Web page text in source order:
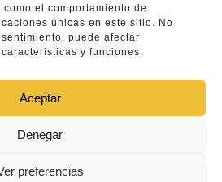
el comportamiento de
únicas en este sitio. No
puede afectar
y funciones.
Aceptar
Denegar
preferencias
Reserved © Copyright
Velarte 2025